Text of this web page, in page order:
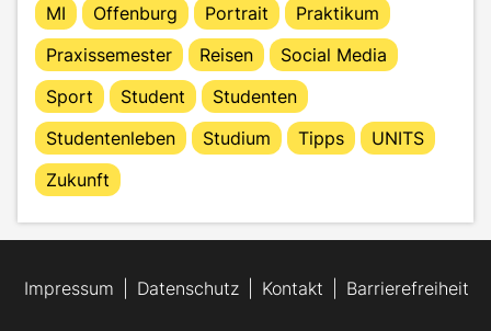
MI
Offenburg Portrait
Praktikum
Praxissemester
Reisen
Social Media
Sport
Student
Studenten
Studentenleben
Studium Tipps
UNITS
Zukunft
Impressum Datenschutz Kontakt Barrierefreiheit